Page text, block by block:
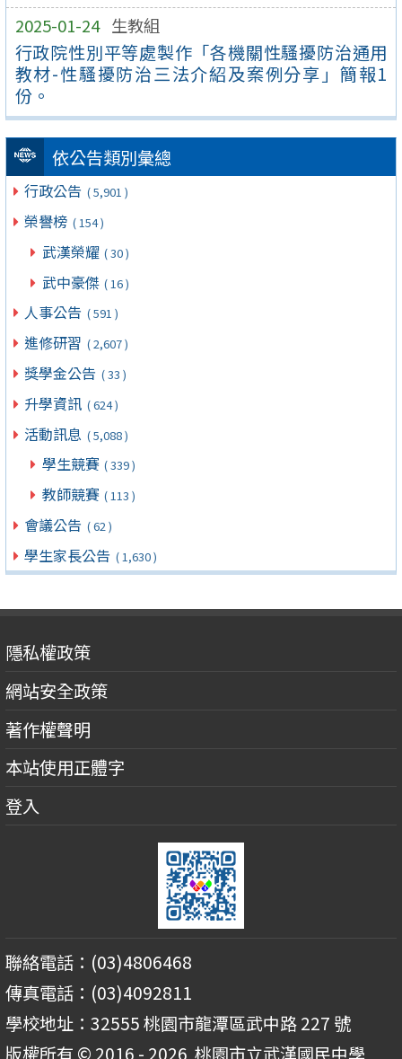
2025-01-24 生教組
行政院性別平等處製作「各機關性騷擾防治通用
教材-性騷擾防治三法介紹及案例分享」簡報1
份。
依公告類別彙總
行政公告 ( 5,901 )
榮譽榜 ( 154 )
武漢榮耀 ( 30 )
武中豪傑 ( 16 )
人事公告 ( 591 )
進修研習 ( 2,607 )
獎學金公告 ( 33 )
升學資訊 ( 624 )
活動訊息 ( 5,088 )
學生競賽 ( 339 )
教師競賽 ( 113 )
會議公告 ( 62 )
學生家長公告 ( 1,630 )
隱私權政策
網站安全政策
著作權聲明
本站使用正體字
登入
聯絡電話：(03)4806468
傳真電話：(03)4092811
學校地址：32555 桃園市龍潭區武中路 227 號
版權所有 © 2016 - 2026 桃園市立武漢國民中學